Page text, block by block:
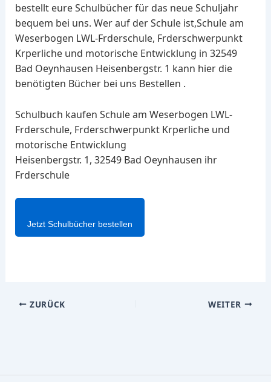
bestellt eure Schulbücher für das neue Schuljahr
bequem bei uns. Wer auf der Schule ist,Schule am
Weserbogen LWL-Frderschule, Frderschwerpunkt
Krperliche und motorische Entwicklung in 32549
Bad Oeynhausen Heisenbergstr. 1 kann hier die
benötigten Bücher bei uns Bestellen .
Schulbuch kaufen Schule am Weserbogen LWL-
Frderschule, Frderschwerpunkt Krperliche und
motorische Entwicklung
Heisenbergstr. 1, 32549 Bad Oeynhausen ihr
Frderschule
Jetzt Schulbücher bestellen
ZURÜCK WEITER